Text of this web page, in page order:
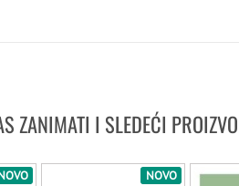
ZANIMATI I SLEDEĆI
NOVO